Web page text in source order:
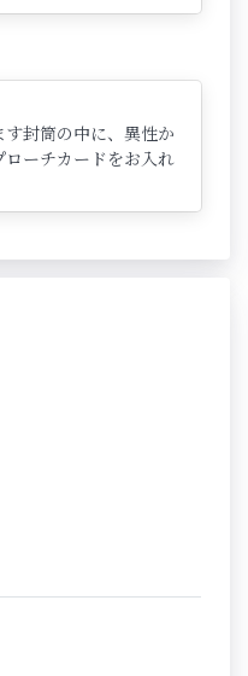
封筒の中に、異性か
ーチカードをお入れ